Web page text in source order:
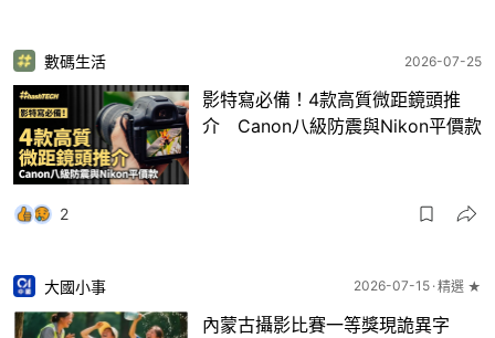
數碼生活 2026-07-25
影特寫必備！4款高質微距鏡頭推
介 Canon八級防震與Nikon平價款
2
大國小事 2026-07-15 精選 ★
內蒙古攝影比賽一等獎現詭異字